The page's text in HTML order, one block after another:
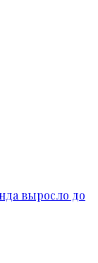
выросло до